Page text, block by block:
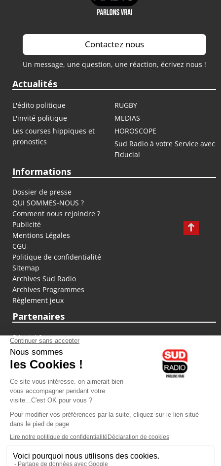
Contactez nous
Un message, une question, une réaction, écrivez nous !
Actualités
L'édito politique
RUGBY
L'invité politique
MEDIAS
Les courses hippiques et
pronostics
HOROSCOPE
Sud Radio à votre Service avec
Fiducial
Informations
Dossier de presse
QUI SOMMES-NOUS ?
Comment nous rejoindre ?
Publicité
Mentions Légales
CGU
Politique de confidentialité
Sitemap
Archives Sud Radio
Archives Programmes
Règlement jeux
Partenaires
fiducial.fr
lyoncapitale.fr
olympique-et-lyonnais.com
L'application Iphone / Android
Téléchargez l'application
Les cookies
Gestion des cookies